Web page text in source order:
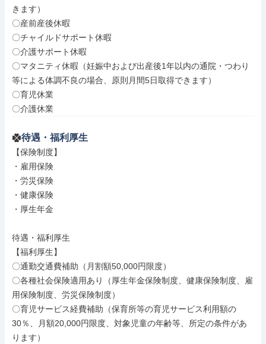
きます）
〇産前産後休暇
〇チャイルドサポート休暇
〇介護サポート休暇
〇マタニティ休暇（妊娠中および出産後1年以内の通院・つわり
等による体調不良の場合、原則月間5日取得できます）
〇育児休業
〇介護休業
待遇・福利厚生
【保険制度】
・雇用保険
・労災保険
・健康保険
・厚生年金
待遇・福利厚生
【福利厚生】
〇通勤交通費補助（月割額50,000円限度）
〇各種社会保険適用あり（厚生年金保険制度、健康保険制度、雇
用保険制度、労災保険制度）
〇育児サービス経費補助（保育所等の育児サービス利用額の
30％、月額20,000円限度、対象児童の年齢等、所定の条件があ
ります）